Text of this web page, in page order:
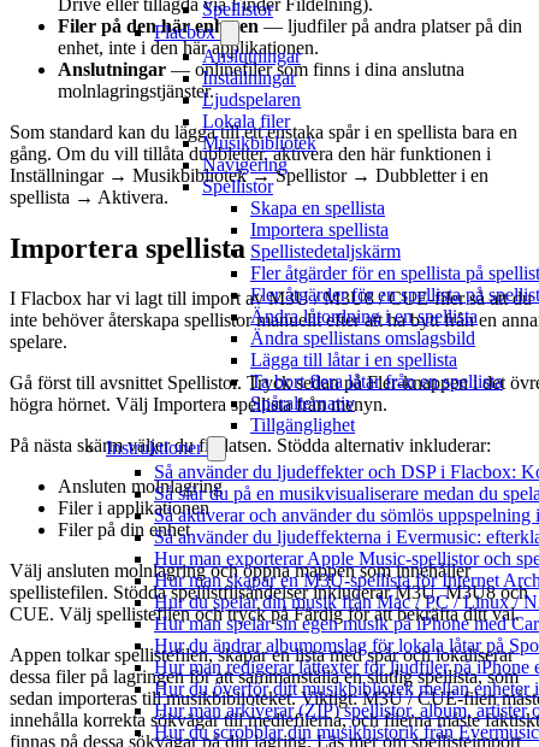
Spellistor
Flacbox
Anslutningar
Inställningar
Ljudspelaren
Lokala filer
Musikbibliotek
Navigering
Spellistor
Skapa en spellista
Importera spellista
Spellistedetaljskärm
Fler åtgärder för en spellista på
Fler åtgärder för en spellista på
Ändra låtordning i en spellista
Ändra spellistans omslagsbild
Lägga till låtar i en spellista
Ta bort flera låtar från en spellista
Spåralternativ
Tillgänglighet
Instruktioner
Så använder du ljudeffekter och DSP i Flacbox:
Så slår du på en musikvisualiserare medan du
Så aktiverar och använder du sömlös uppspelning
Så använder du ljudeffekterna i Evermusic:
Hur man exporterar Apple Music-spellistor och
Hur man skapar en M3U-spellista för Internet
Hur du spelar din musik från Mac / PC / Linux /
Hur man spelar sin egen musik på iPhone med
Hur du ändrar albumomslag för lokala låtar på
Hur man redigerar låttexter för ljudfiler på iPhone
Hur du överför ditt musikbibliotek mellan enheter
Hur man arkiverar (ZIP) spellistor, album, artister
Hur du scrobblar din musikhistorik från
Filer på den här enheten — ljudfiler på andra platser på din
enhet, inte i den här applikationen.
Anslutningar — onlinefiler som finns i dina anslutna
molnlagringstjänster.
Som standard kan du lägga till ett enstaka spår i en spellista bara en
gång. Om du vill tillåta dubbletter, aktivera den här funktionen i
Inställningar → Musikbibliotek → Spellistor → Dubbletter i en
spellista → Aktivera.
Importera spellista
I Flacbox har vi lagt till import av M3U / M3U8 / CUE-filer så att du
inte behöver återskapa spellistor manuellt efter att ha bytt från en
spelare.
Gå först till avsnittet Spellistor. Tryck sedan på Fler-knappen i det
högra hörnet. Välj Importera spellista från menyn.
På nästa skärm väljer du filplatsen. Stödda alternativ inkluderar:
Ansluten molnlagring
Filer i applikationen
Filer på din enhet
Välj ansluten molnlagring och öppna mappen som innehåller
spellistefilen. Stödda spellistfilsändelser inkluderar M3U, M3U8 och
CUE. Välj spellistefilen och tryck på Färdig för att bekräfta ditt val.
Appen tolkar spellistefilen, skapar en lista med spår och lokaliserar
dessa filer på lagringen för att sammanställa en slutlig spellista, som
sedan importeras till musikbiblioteket. Viktigt: M3U / CUE-filen
innehålla korrekta sökvägar till mediefilerna, och filerna måste faktiskt
finnas på dessa sökvägar på din lagring. Läs mer om spellisteimport